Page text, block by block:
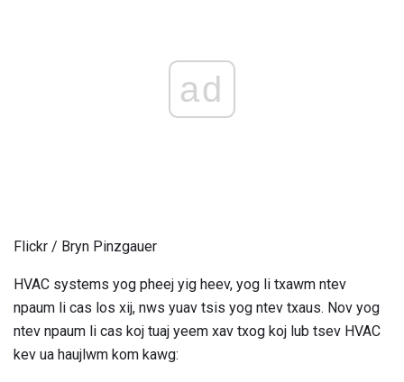
ad
Flickr / Bryn Pinzgauer
HVAC systems yog pheej yig heev, yog li txawm ntev
npaum li cas los xij, nws yuav tsis yog ntev txaus. Nov yog
ntev npaum li cas koj tuaj yeem xav txog koj lub tsev HVAC
kev ua haujlwm kom kawg: